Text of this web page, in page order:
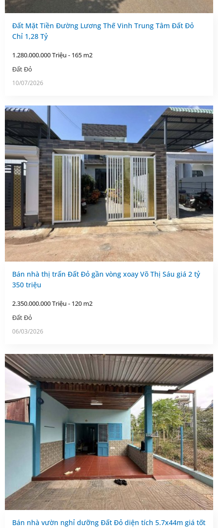
Đất Mặt Tiền Đường Lương Thế Vinh Trung Tâm Đất Đỏ
Chỉ 1,28 Tỷ
1.280.000.000 Triệu - 165 m2
Đất Đỏ
10/07/2026
Bán nhà thị trấn Đất Đỏ gần vòng xoay Võ Thị Sáu giá 2 tỷ
350 triệu
2.350.000.000 Triệu - 120 m2
Đất Đỏ
06/03/2026
Bán nhà vườn nghỉ dưỡng Đất Đỏ diện tích 5.7x44m giá tốt